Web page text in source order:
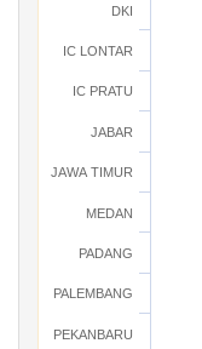
DKI
IC LONTAR
IC PRATU
JABAR
JAWA TIMUR
MEDAN
PADANG
PALEMBANG
PEKANBARU